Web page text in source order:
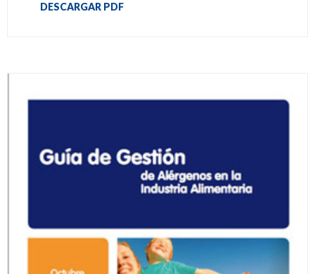
DESCARGAR PDF